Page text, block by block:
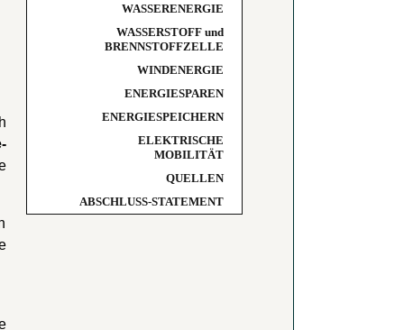
WASSERENERGIE
WASSERSTOFF und
BRENNSTOFFZELLE
WINDENERGIE
ENERGIESPAREN
ENERGIESPEICHERN
ELEKTRISCHE
MOBILITÄT
QUELLEN
ABSCHLUSS-STATEMENT